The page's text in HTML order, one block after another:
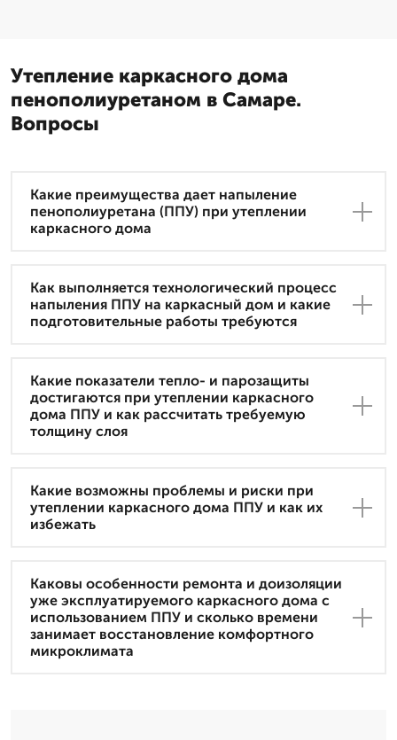
Утепление каркасного дома
пенополиуретаном в Самаре.
Вопросы
Какие преимущества дает напыление
пенополиуретана (ППУ) при утеплении
каркасного дома
Как выполняется технологический процесс
напыления ППУ на каркасный дом и какие
подготовительные работы требуются
Какие показатели тепло- и парозащиты
достигаются при утеплении каркасного
дома ППУ и как рассчитать требуемую
толщину слоя
Какие возможны проблемы и риски при
утеплении каркасного дома ППУ и как их
избежать
Каковы особенности ремонта и доизоляции
уже эксплуатируемого каркасного дома с
использованием ППУ и сколько времени
занимает восстановление комфортного
микроклимата